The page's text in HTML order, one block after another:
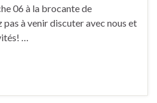
06 à la brocante de
à venir discuter avec nous et
…